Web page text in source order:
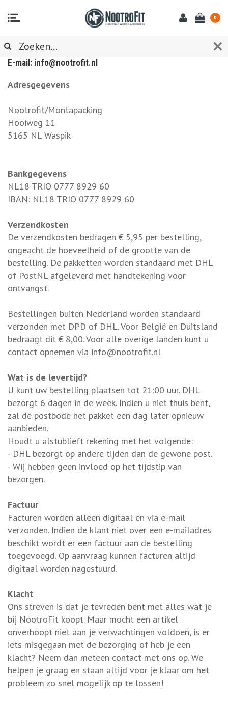
0
KLANTENSERVICE
E-mail: info@nootrofit.nl
Adresgegevens
Nootrofit/Montapacking
Hooiweg 11
5165 NL Waspik
Bankgegevens
NL18 TRIO 0777 8929 60
IBAN: NL18 TRIO 0777 8929 60
Verzendkosten
De verzendkosten bedragen € 5,95 per bestelling,
ongeacht de hoeveelheid of de grootte van de
bestelling. De pakketten worden standaard met DHL
of PostNL afgeleverd met handtekening voor
ontvangst.
Bestellingen buiten Nederland worden standaard
verzonden met DPD of DHL. Voor België en Duitsland
bedraagt dit € 8,00. Voor alle overige landen kunt u
contact opnemen via info@nootrofit.nl
Wat is de levertijd?
U kunt uw bestelling plaatsen tot 21:00 uur. DHL
bezorgt 6 dagen in de week. Indien u niet thuis bent,
zal de postbode het pakket een dag later opnieuw
aanbieden.
Houdt u alstublieft rekening met het volgende:
- DHL bezorgt op andere tijden dan de gewone post.
- Wij hebben geen invloed op het tijdstip van
bezorgen.
Factuur
Facturen worden alleen digitaal en via e-mail
verzonden. Indien de klant niet over een e-mailadres
beschikt wordt er een factuur aan de bestelling
toegevoegd. Op aanvraag kunnen facturen altijd
digitaal worden nagestuurd.
Klacht
Ons streven is dat je tevreden bent met alles wat je
bij NootroFit koopt. Maar mocht een artikel
onverhoopt niet aan je verwachtingen voldoen, is er
iets misgegaan met de bezorging of heb je een
klacht? Neem dan meteen contact met ons op. We
helpen je graag en staan altijd voor je klaar om het
probleem zo snel mogelijk op te lossen!